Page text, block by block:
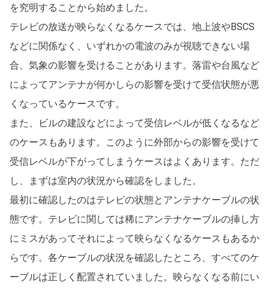
を究明することから始めました。
テレビの放送が映らなくなるケースでは、地上波やBSCS
などに関係なく、いずれかの電波のみが視聴できない場
合、気象の影響を受けることがあります。落雷や台風など
によってアンテナが何かしらの影響を受けて受信状態が悪
くなっているケースです。
また、ビルの建設などによって受信レベルが低くなるなど
のケースもあります。このように外部からの影響を受けて
受信レベルが下がってしまうケースはよくあります。ただ
し、まずは室内の状況から確認をしました。
最初に確認したのはテレビの状態とアンテナケーブルの状
態です。テレビに関しては稀にアンテナケーブルの挿し方
にミスがあってそれによって映らなくなるケースもあるか
らです。各ケーブルの状況を確認したところ、すべてのケ
ーブルは正しく配置されていました。映らなくなる前にい